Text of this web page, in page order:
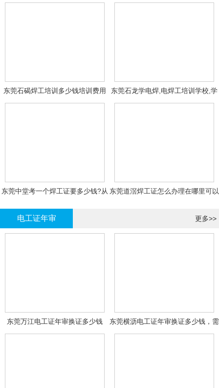
东莞石碣焊工培训多少钱培训费用
东莞石龙学电焊,电焊工培训学校,学
费多少钱?
东莞中堂考一个焊工证要多少钱?从 东莞道滘焊工证怎么办理在哪里可以
电工证年审 更多>>
东莞万江电工证年审换证多少钱
东莞横沥电工证年审换证多少钱，需
要什么资料